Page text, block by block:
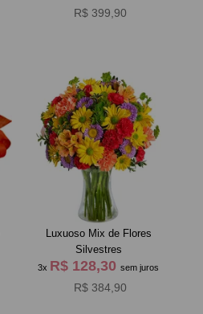
R$ 399,90
Luxuoso Mix de Flores
Silvestres
3x R$ 128,30sem juros
R$ 384,90